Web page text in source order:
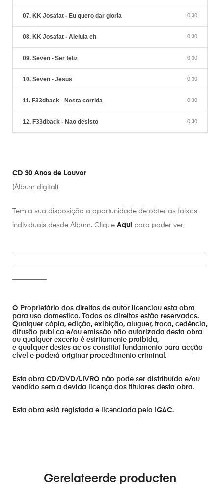
07. KK Josafat - Eu quero dar gloria 0:30
08. KK Josafat - Aleluia eh 0:30
09. Seven - Ser feliz 0:30
10. Seven - Jesus 0:30
11. F33dback - Nesta corrida 0:30
12. F33dback - Nao desisto 0:30
CD 30 Anos de Louvor
(Álbum digital)
Tem a sua disposição a oportunidade de obter as faixas
individuais desde Álbum. Clique Aqui para poder ver;
O Proprietário dos direitos de autor licenciou esta obra
para uso domestico. Todos os direitos estão reservados.
Qualquer cópia, edição, exibição, aluguer, troca, cedência,
difusão publica e/ou emissão não autorizada desta obra
ou qualquer excerto é estritamente proibida,
e qualquer destes actos constitui fundamento para acção
cível e poderá originar procedimento criminal.
Esta obra CD/DVD/LIVRO não pode ser distribuído e/ou
vendido sem a devida licença dos titulares desta obra.
Esta obra está registada e licenciada pelo IGAC.
Gerelateerde producten